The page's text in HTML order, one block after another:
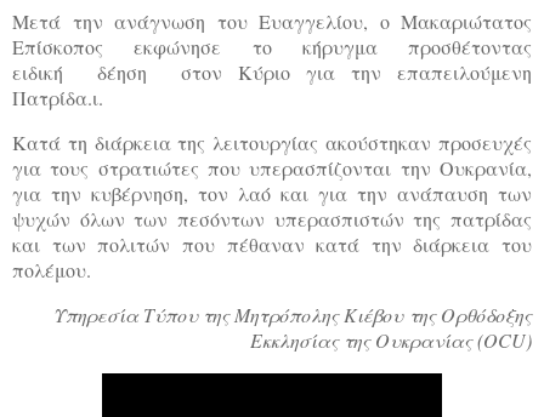
Μετά την ανάγνωση του Ευαγγελίου, ο Μακαριώτατος
Επίσκοπος εκφώνησε το κήρυγμα προσθέτοντας
ειδική δέηση στον Κύριο για την επαπειλούμενη
Πατρίδα.ι.
Κατά τη διάρκεια της λειτουργίας ακούστηκαν προσευχές
για τους στρατιώτες που υπερασπίζονται την Ουκρανία,
για την κυβέρνηση, τον λαό και για την ανάπαυση των
ψυχών όλων των πεσόντων υπερασπιστών της πατρίδας
και των πολιτών που πέθαναν κατά την διάρκεια του
πολέμου.
Υπηρεσία Τύπου της Μητρόπολης Κιέβου της Ορθόδοξης
Εκκλησίας της Ουκρανίας (OCU)